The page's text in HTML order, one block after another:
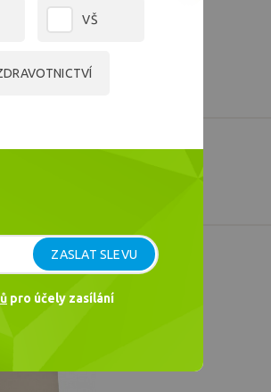
VŠ
ZASLAT SLEVU
pro účely zasílání